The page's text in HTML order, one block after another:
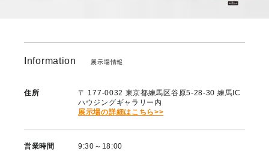
Information 展示場情報
住所
〒 177-0032 東京都練馬区谷原5-28-30 練馬IC
ハウジングギャラリー内
展示場の詳細はこちら>>
営業時間 9:30～18:00